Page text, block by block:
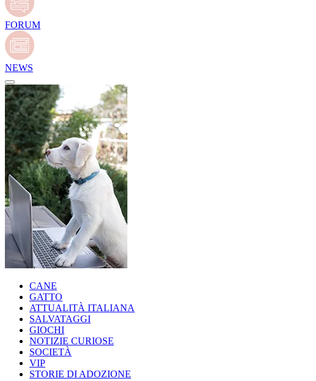
FORUM
NEWS
CANE
GATTO
ATTUALITÀ ITALIANA
SALVATAGGI
GIOCHI
NOTIZIE CURIOSE
SOCIETÀ
VIP
STORIE DI ADOZIONE